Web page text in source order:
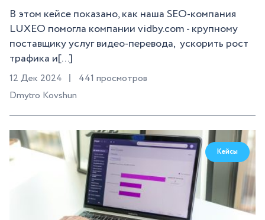
В этом кейсе показано, как наша SEO-компания
LUXEO помогла компании vidby.com - крупному
поставщику услуг видео-перевода, ускорить рост
трафика и[...]
12 Дек 2024
441 просмотров
Dmytro Kovshun
Кейсы